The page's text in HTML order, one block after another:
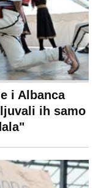
i Albanca
ih samo